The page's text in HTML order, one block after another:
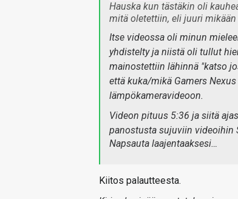
Hauska kun tästäkin oli
mitä oletettiin, eli juuri
Itse videossa oli minun
yhdistelty ja niistä oli tullut
mainostettiin lähinnä "katso
että kuka/mikä Gamers
lämpökameravideoon.
Videon pituus 5:36 ja siitä
panostusta sujuviin videoihin
Napsauta laajentaaksesi…
Kiitos palautteesta.